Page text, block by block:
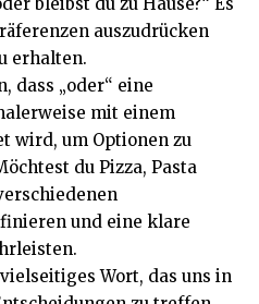
auszudrücken
erhalten.
dass „oder“ eine
mit einem
wird, um Optionen zu
du Pizza, Pasta
und eine klare
Wort, das uns in